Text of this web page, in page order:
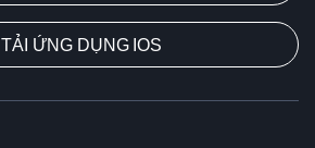
TẢI ỨNG DỤNG IOS